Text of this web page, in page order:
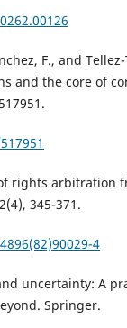
F., and
and the core of
rights arbitration
345-371.
4
uncertainty: A
Springer.